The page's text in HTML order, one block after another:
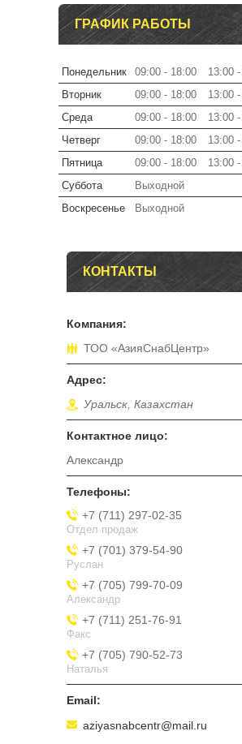
ГРАФИК РАБОТЫ
Понедельник 09:00 18:00 13:00
Вторник
09:00 18:00 13:00
Среда
09:00 18:00 13:00
Четверг
09:00 18:00 13:00
Пятница
09:00 18:00 13:00
Суббота
Выходной
Воскресенье
Выходной
КОНТАКТЫ
ТОО «АзияСнабЦентр»
Уральск, Казахстан
Александр
+7 (711) 297-02-35
Отдел продаж
+7 (701) 379-54-90
Руслан
+7 (705) 799-70-09
Александр
+7 (711) 251-76-91
Факс
+7 (705) 790-52-73
Наталья
aziyasnabcentr@mail.ru